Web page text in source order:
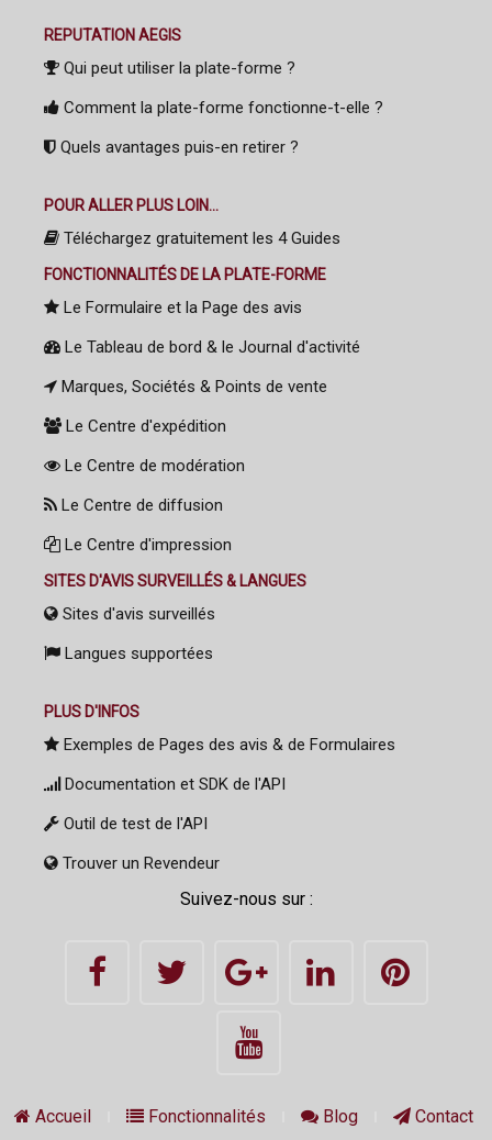
REPUTATION AEGIS
Qui peut utiliser la plate-forme ?
Comment la plate-forme fonctionne-t-elle ?
Quels avantages puis-en retirer ?
POUR ALLER PLUS LOIN...
Téléchargez gratuitement les 4 Guides
FONCTIONNALITÉS DE LA PLATE-FORME
Le Formulaire et la Page des avis
Le Tableau de bord & le Journal d'activité
Marques, Sociétés & Points de vente
Le Centre d'expédition
Le Centre de modération
Le Centre de diffusion
Le Centre d'impression
SITES D'AVIS SURVEILLÉS & LANGUES
Sites d'avis surveillés
Langues supportées
PLUS D'INFOS
Exemples de Pages des avis & de Formulaires
Documentation et SDK de l'API
Outil de test de l'API
Trouver un Revendeur
Suivez-nous sur :
Accueil Fonctionnalités Blog Contact